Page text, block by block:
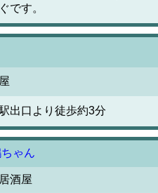
です。
出口より徒歩約3分
ゃん
酒屋